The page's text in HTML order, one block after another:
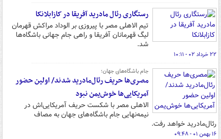
رستگاری رئال مادرید آفریقا در کازابلانکا
تیم الاهلی مصر با پیروزی بر الوداد مراکش قهرمان
لیگ قهرمانان آفریقا و راهی جام جهانی باشگاه‌ها
شد.
۲۲ خرداد ۰۲ - ۱۰:۱۱
جام باشگاه‌های جهان؛
مصری‌ها حریف رئال‌مادرید شدند/ اولین حضور
آمریکایی‌ها خوش‌یمن نبود
الاهلی مصر با شکست حریف آمریکایی‌اش در
نیمه‌نهایی جام باشگاه‌های جهان به مصاف
رئال‌مادرید خواهد رفت.
۱۶ بهمن ۰۱ - ۰۹:۴۸